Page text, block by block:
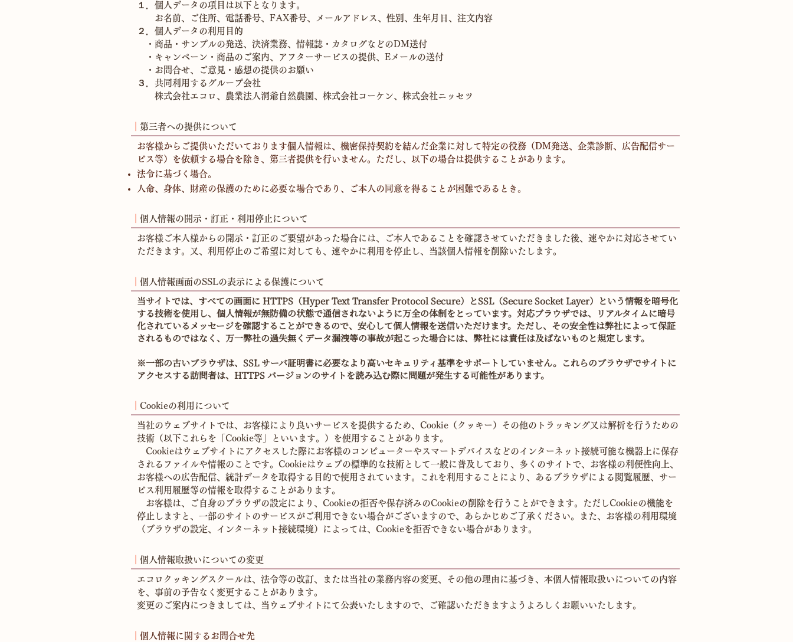
１．個人データの項目は以下となります。
お名前、ご住所、電話番号、FAX番号、メールアドレス、性別、生年月日、注文内容
２．個人データの利用目的
・商品・サンプルの発送、決済業務、情報誌・カタログなどのDM送付
・キャンペーン・商品のご案内、アフターサービスの提供、Eメールの送付
・お問合せ、ご意見・感想の提供のお願い
３．共同利用するグループ会社
株式会社エコロ、農業法人洞爺自然農園、株式会社コーケン、株式会社ニッセツ
第三者への提供について
お客様からご提供いただいております個人情報は、機密保持契約を結んだ企業に対して特定の役務（DM発送、企業診断、広告配信サー
ビス等）を依頼する場合を除き、第三者提供を行いません。ただし、以下の場合は提供することがあります。
法令に基づく場合。
人命、身体、財産の保護のために必要な場合であり、ご本人の同意を得ることが困難であるとき。
個人情報の開示・訂正・利用停止について
お客様ご本人様からの開示・訂正のご要望があった場合には、ご本人であることを確認させていただきました後、速やかに対応させてい
ただきます。又、利用停止のご希望に対しても、速やかに利用を停止し、当該個人情報を削除いたします。
個人情報画面のSSLの表示による保護について
当サイトでは、すべての画面に HTTPS（Hyper Text Transfer Protocol Secure）とSSL（Secure Socket Layer）という情報を暗号化
する技術を使用し、個人情報が無防備の状態で通信されないように万全の体制をとっています。対応ブラウザでは、リアルタイムに暗号
化されているメッセージを確認することができるので、安心して個人情報を送信いただけます。ただし、その安全性は弊社によって保証
されるものではなく、万一弊社の過失無くデータ漏洩等の事故が起こった場合には、弊社には責任は及ばないものと規定します。
※一部の古いブラウザは、SSL サーバ証明書に必要なより高いセキュリティ基準をサポートしていません。これらのブラウザでサイトに
アクセスする訪問者は、HTTPS バージョンのサイトを読み込む際に問題が発生する可能性があります。
Cookieの利用について
当社のウェブサイトでは、お客様により良いサービスを提供するため、Cookie（クッキー）その他のトラッキング又は解析を行うための
技術（以下これらを「Cookie等」といいます。）を使用することがあります。
Cookieはウェブサイトにアクセスした際にお客様のコンピューターやスマートデバイスなどのインターネット接続可能な機器上に保存
されるファイルや情報のことです。Cookieはウェブの標準的な技術として一般に普及しており、多くのサイトで、お客様の利便性向上、
お客様への広告配信、統計データを取得する目的で使用されています。これを利用することにより、あるブラウザによる閲覧履歴、サー
ビス利用履歴等の情報を取得することがあります。
お客様は、ご自身のブラウザの設定により、Cookieの拒否や保存済みのCookieの削除を行うことができます。ただしCookieの機能を
停止しますと、一部のサイトのサービスがご利用できない場合がございますので、あらかじめご了承ください。また、お客様の利用環境
（ブラウザの設定、インターネット接続環境）によっては、Cookieを拒否できない場合があります。
個人情報取扱いについての変更
エコロクッキングスクールは、法令等の改訂、または当社の業務内容の変更、その他の理由に基づき、本個人情報取扱いについての内容
を、事前の予告なく変更することがあります。
変更のご案内につきましては、当ウェブサイトにて公表いたしますので、ご確認いただきますようよろしくお願いいたします。
個人情報に関するお問合せ先